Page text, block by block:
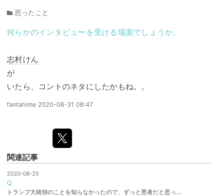
思ったこと
何らかのインタビューを受ける場面でしょうか。
志村けん
が
いたら、コントのネタにしたかもね。。
fantahime 2020-08-31 08:47
関連記事
2020-08-25
Q
トランプ大統領のことを知らなかったので、ずっと悪者だと思っ…